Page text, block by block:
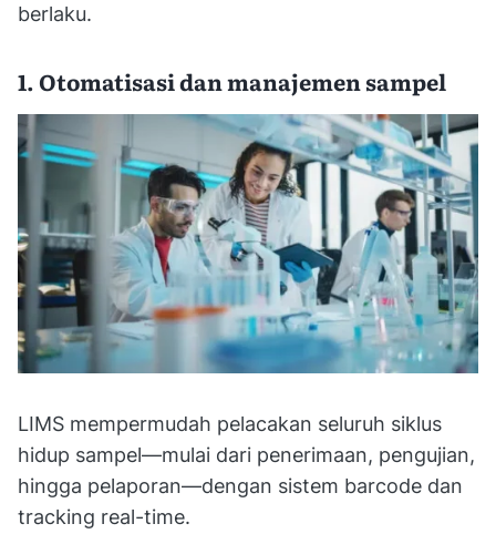
berlaku.
1. Otomatisasi dan manajemen sampel
LIMS mempermudah pelacakan seluruh siklus
hidup sampel—mulai dari penerimaan, pengujian,
hingga pelaporan—dengan sistem barcode dan
tracking real-time.